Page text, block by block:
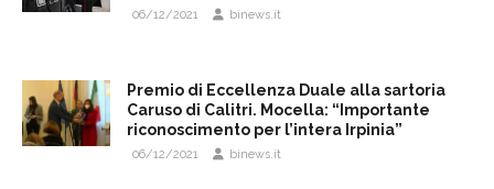
06/12/2021 binews.it
Premio di Eccellenza Duale alla sartoria
Caruso di Calitri. Mocella: “Importante
riconoscimento per l’intera Irpinia”
06/12/2021 binews.it